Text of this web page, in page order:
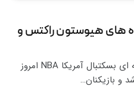
های هیوستون راکتس و
نقل و انتقالات تابستانی لیگ حرفه ای بسکتبال آمریکا NBA امروز